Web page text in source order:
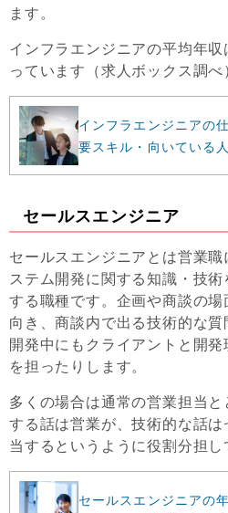
ます。
インフラエンジニアの平均年
っています（求人ボックス調べ
インフラエンジニアの
要スキル・向いている
セールスエンジニア
セールスエンジニアとは営業
ステム開発に関する知識・技
する職種です。企画や商談の
向き、商談内で出る技術的な質
開発中にもクライアントと開
を担ったりします。
多くの場合は通常の営業担当
する話は営業が、技術的な話
当するというように役割分担し
セールスエンジニアの